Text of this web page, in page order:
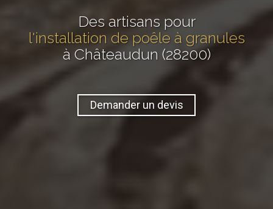
Des artisans pour
l'installation de poêle à granules
à Châteaudun (28200)
Demander un devis